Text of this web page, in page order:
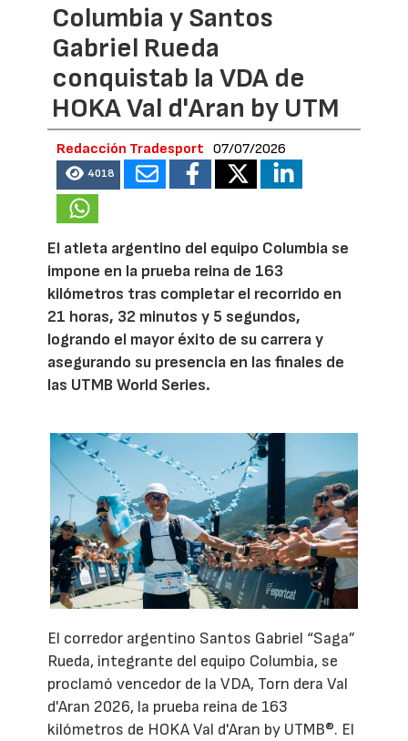
Columbia y Santos
Gabriel Rueda
conquistab la VDA de
HOKA Val d'Aran by UTM
Redacción Tradesport 07/07/2026
4018
El atleta argentino del equipo Columbia se
impone en la prueba reina de 163
kilómetros tras completar el recorrido en
21 horas, 32 minutos y 5 segundos,
logrando el mayor éxito de su carrera y
asegurando su presencia en las finales de
las UTMB World Series.
El corredor argentino Santos Gabriel “Saga”
Rueda, integrante del equipo Columbia, se
proclamó vencedor de la VDA, Torn dera Val
d'Aran 2026, la prueba reina de 163
kilómetros de HOKA Val d'Aran by UTMB®. El